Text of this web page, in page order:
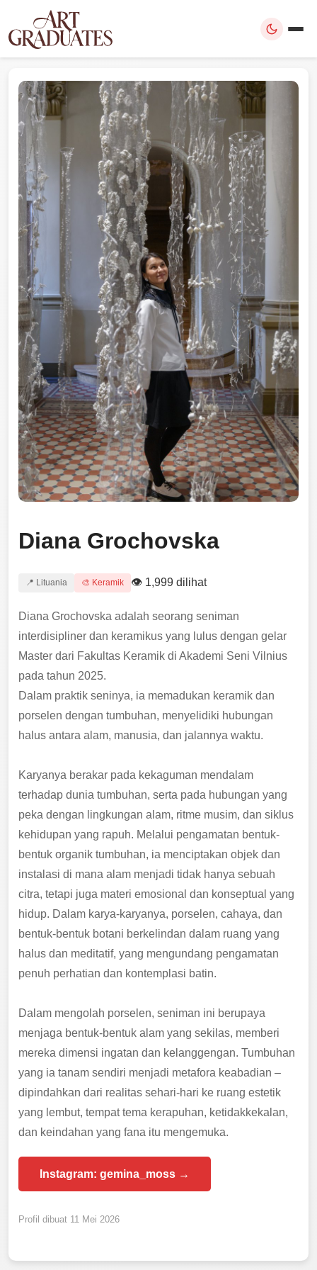
Diana Grochovska
📍 Lituania 🎨 Keramik 👁 1,999 dilihat
Diana Grochovska adalah seorang seniman
interdisipliner dan keramikus yang lulus dengan gelar
Master dari Fakultas Keramik di Akademi Seni Vilnius
pada tahun 2025.
Dalam praktik seninya, ia memadukan keramik dan
porselen dengan tumbuhan, menyelidiki hubungan
halus antara alam, manusia, dan jalannya waktu.
Karyanya berakar pada kekaguman mendalam
terhadap dunia tumbuhan, serta pada hubungan yang
peka dengan lingkungan alam, ritme musim, dan siklus
kehidupan yang rapuh. Melalui pengamatan bentuk-
bentuk organik tumbuhan, ia menciptakan objek dan
instalasi di mana alam menjadi tidak hanya sebuah
citra, tetapi juga materi emosional dan konseptual yang
hidup. Dalam karya-karyanya, porselen, cahaya, dan
bentuk-bentuk botani berkelindan dalam ruang yang
halus dan meditatif, yang mengundang pengamatan
penuh perhatian dan kontemplasi batin.
Dalam mengolah porselen, seniman ini berupaya
menjaga bentuk-bentuk alam yang sekilas, memberi
mereka dimensi ingatan dan kelanggengan. Tumbuhan
yang ia tanam sendiri menjadi metafora keabadian –
dipindahkan dari realitas sehari-hari ke ruang estetik
yang lembut, tempat tema kerapuhan, ketidakkekalan,
dan keindahan yang fana itu mengemuka.
Instagram: gemina_moss →
Profil dibuat 11 Mei 2026